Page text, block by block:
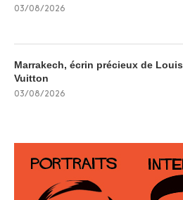
03/08/2026
Marrakech, écrin précieux de Louis
Vuitton
03/08/2026